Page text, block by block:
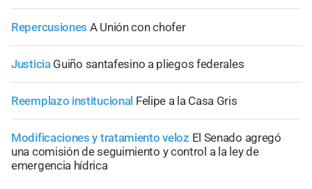
Repercusiones A Unión con chofer
Justicia Guiño santafesino a pliegos federales
Reemplazo institucional Felipe a la Casa Gris
Modificaciones y tratamiento veloz El Senado agregó
una comisión de seguimiento y control a la ley de
emergencia hídrica